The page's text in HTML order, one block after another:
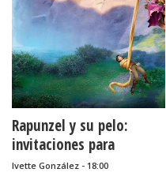
Rapunzel y su pelo:
invitaciones para
imprimir gratis.
Ivette González - 18:00